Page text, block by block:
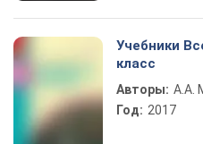
Учебники
класс
Авторы: А.А.
Год: 2017